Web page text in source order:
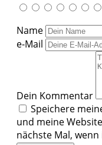
Name
e-Mail
Dein Kommentar
Speichere
und meine
nächste Mal,